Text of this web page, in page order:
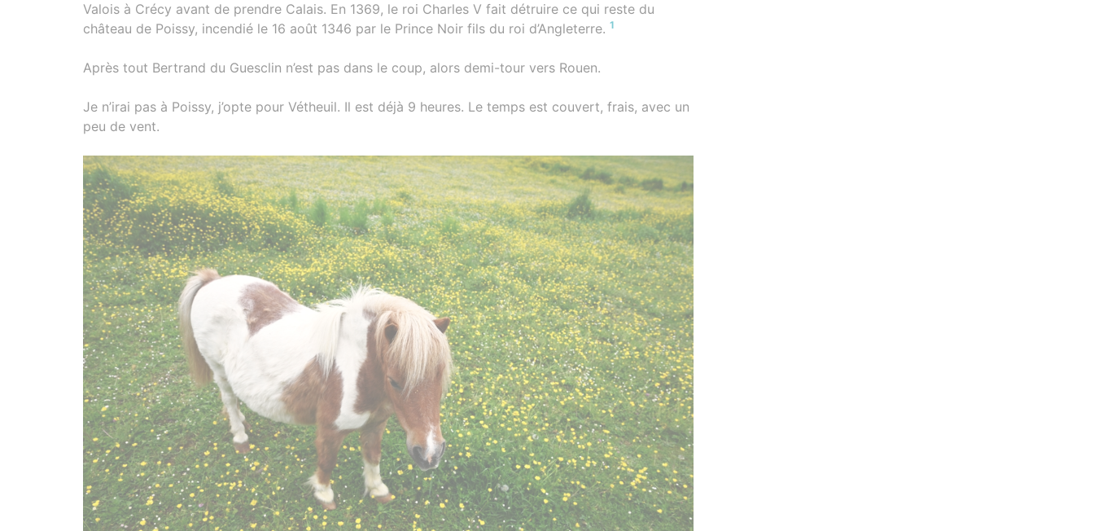
Valois à Crécy avant de prendre Calais. En 1369, le roi Charles V fait détruire ce qui reste du
château de Poissy, incendié le 16 août 1346 par le Prince Noir fils du roi d’Angleterre. 1
Après tout Bertrand du Guesclin n’est pas dans le coup, alors demi-tour vers Rouen.
Je n’irai pas à Poissy, j’opte pour Vétheuil. Il est déjà 9 heures. Le temps est couvert, frais, avec un
peu de vent.